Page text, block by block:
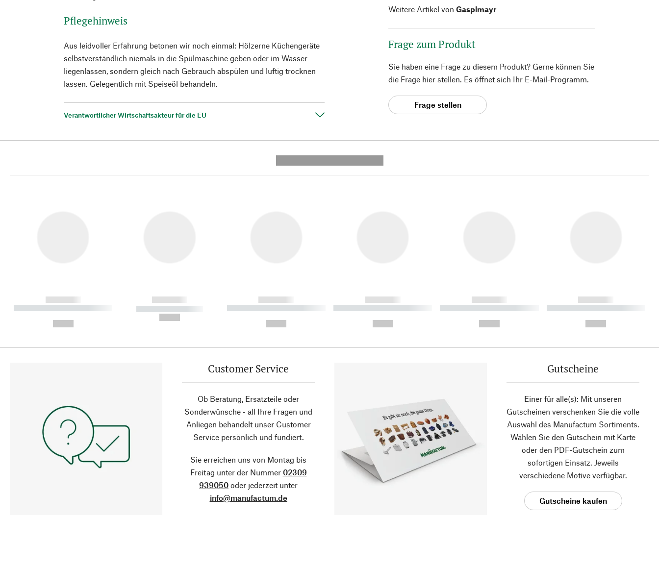
Pflegehinweis
Aus leidvoller Erfahrung betonen wir noch einmal: Hölzerne Küchengeräte
selbstverständlich niemals in die Spülmaschine geben oder im Wasser
liegenlassen, sondern gleich nach Gebrauch abspülen und luftig trocknen
lassen. Gelegentlich mit Speiseöl behandeln.
Verantwortlicher Wirtschaftsakteur für die EU
Weitere Artikel von Gasplmayr
Frage zum Produkt
Sie haben eine Frage zu diesem Produkt? Gerne können Sie
die Frage hier stellen. Es öffnet sich Ihr E-Mail-Programm.
Frage stellen
------------
----------- ----------- ----------
------------
----------- -----------
------------
----------- ----------- ----------
------------
----------- ----------- ----------
------------
----------- ----------- ----------
------------
----------- ----------- ----------
Customer Service
Ob Beratung, Ersatzteile oder
Sonderwünsche - all Ihre Fragen und
Anliegen behandelt unser Customer
Service persönlich und fundiert.
Sie erreichen uns von Montag bis
Freitag unter der Nummer 02309
939050 oder jederzeit unter
info@manufactum.de
Gutscheine
Einer für alle(s): Mit unseren
Gutscheinen verschenken Sie die volle
Auswahl des Manufactum Sortiments.
Wählen Sie den Gutschein mit Karte
oder den PDF-Gutschein zum
sofortigen Einsatz. Jeweils
verschiedene Motive verfügbar.
Gutscheine kaufen